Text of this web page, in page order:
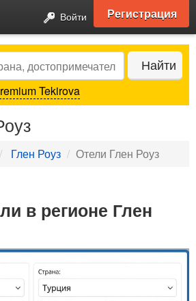
Войти Регистрация
Найти
Tekirova
Глен Роуз Отели Глен Роуз
в регионе Глен